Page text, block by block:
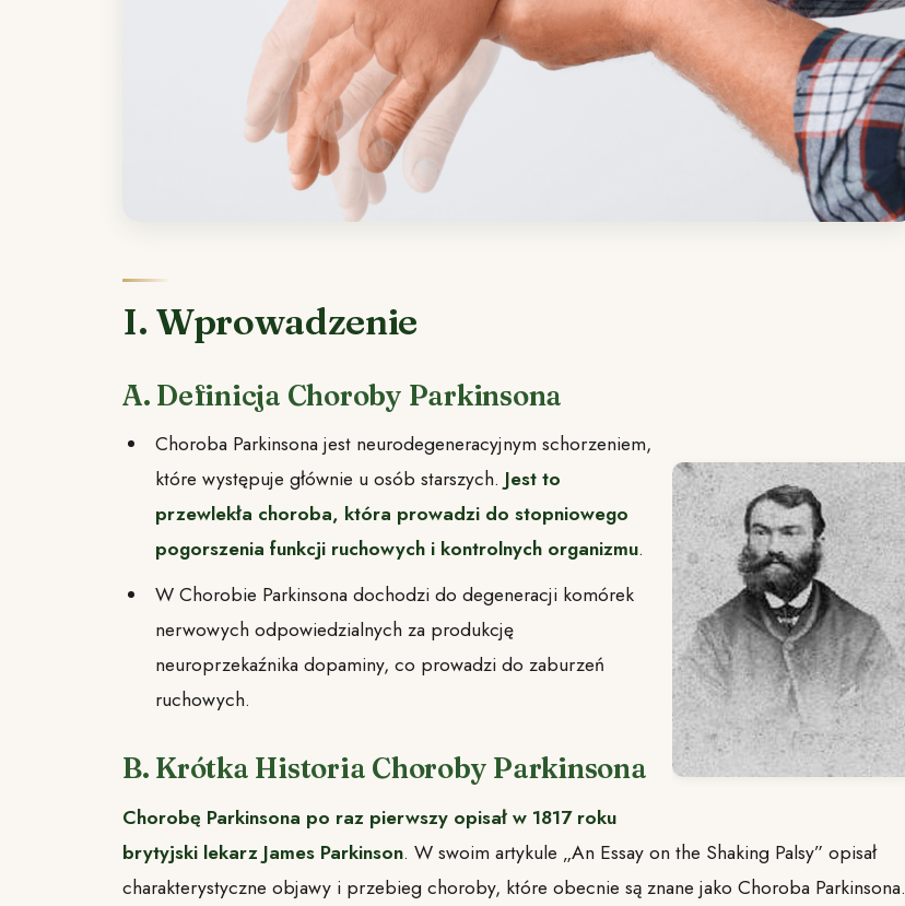
I. Wprowadzenie
A. Definicja Choroby Parkinsona
Choroba Parkinsona jest neurodegeneracyjnym schorzeniem,
które występuje głównie u osób starszych.Jest to
przewlekła choroba, która prowadzi do stopniowego
pogorszenia funkcji ruchowych i kontrolnych organizmu.
W Chorobie Parkinsona dochodzi do degeneracji komórek
nerwowych odpowiedzialnych za produkcję
neuroprzekaźnika dopaminy, co prowadzi do zaburzeń
ruchowych.
B. Krótka Historia Choroby Parkinsona
Chorobę Parkinsona po raz pierwszy opisał w 1817 roku
brytyjski lekarz James Parkinson. W swoim artykule „An Essay on the Shaking Palsy” opisał
charakterystyczne objawy i przebieg choroby, które obecnie są znane jako Choroba Parkinsona.